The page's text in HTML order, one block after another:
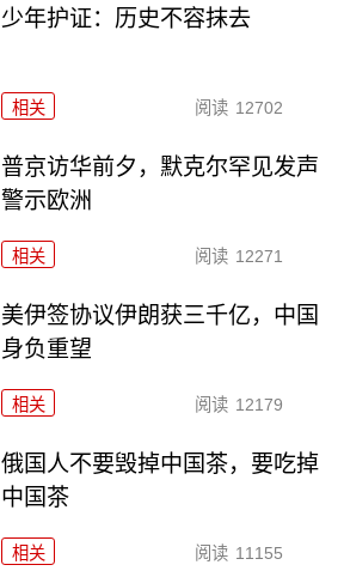
少年护证：历史不容抹去
相关 阅读 12702
普京访华前夕，默克尔罕见发声
警示欧洲
相关 阅读 12271
美伊签协议伊朗获三千亿，中国
身负重望
相关 阅读 12179
俄国人不要毁掉中国茶，要吃掉
中国茶
相关 阅读 11155